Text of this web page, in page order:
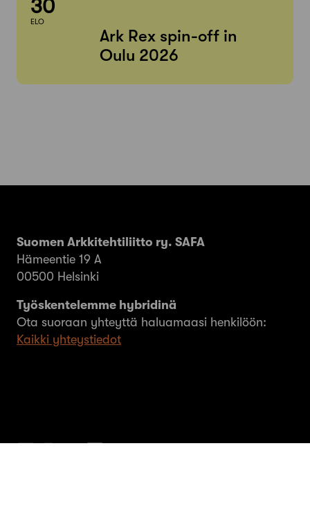
30
ELO
Ark Rex spin-off in
Oulu 2026
Suomen Arkkitehtiliitto ry. SAFA
Hämeentie 19 A
00500 Helsinki
Työskentelemme hybridinä
Ota suoraan yhteyttä haluamaasi henkilöön:
Kaikki yhteystiedot